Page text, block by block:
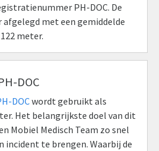
PH-DOC. De
met een gemiddelde
meter.
DOC
DOCwordt gebruikt als
Het belangrijkste doel van dit
Mobiel Medisch Team zo snel
incident te brengen. Waarbij de